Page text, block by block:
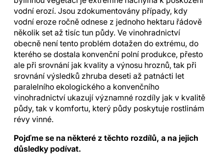
vodní erozí. Jsou zdokumentovány případy, kdy
vodní eroze ročně odnese z jednoho hektaru řádově
několik set až tisíc tun půdy. Ve vinohradnictví
obecně není tento problém dotažen do extrému, do
kterého se dostala konvenční polní produkce, přesto
ale při srovnání jak kvality a výnosu hroznů, tak při
srovnání výsledků zhruba deseti až patnácti let
paralelního ekologického a konvenčního
vinohradnictví ukazují významné rozdíly jak v kvalitě
půdy, tak v komfortu, který půdy poskytuje rostlinám
révy vinné.
Pojďme se na některé z těchto rozdílů, a na jejich
důsledky podívat.